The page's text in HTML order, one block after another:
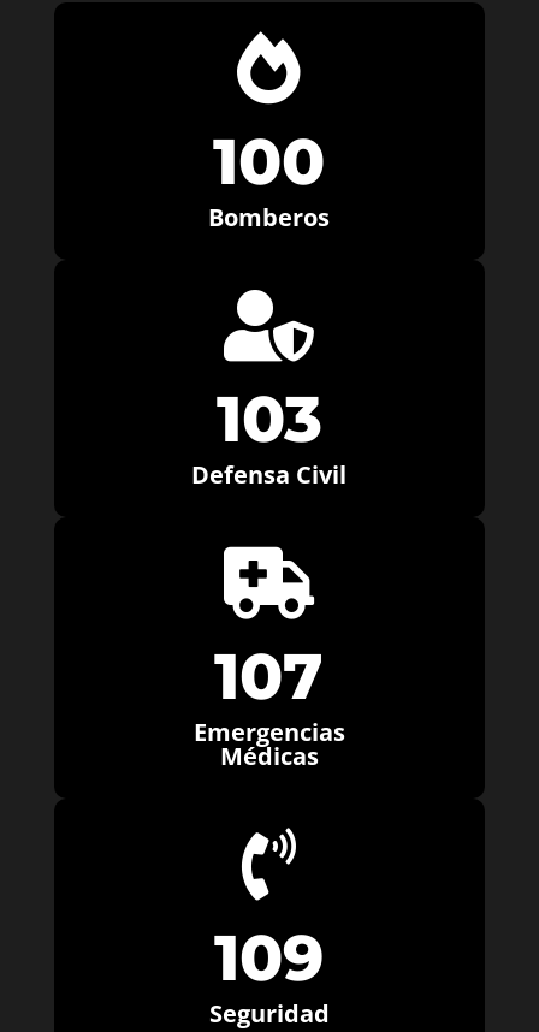

100
Bomberos

103
Defensa Civil

107
Emergencias
Médicas

109
Seguridad